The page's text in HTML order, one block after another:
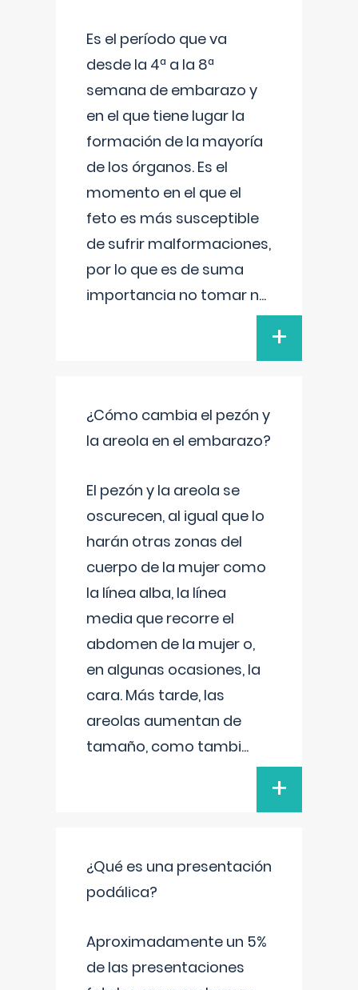
Es el período que va
desde la 4ª a la 8ª
semana de embarazo y
en el que tiene lugar la
formación de la mayoría
de los órganos. Es el
momento en el que el
feto es más susceptible
de sufrir malformaciones,
por lo que es de suma
importancia no tomar n...
+
¿Cómo cambia el pezón y
la areola en el embarazo?
El pezón y la areola se
oscurecen, al igual que lo
harán otras zonas del
cuerpo de la mujer como
la línea alba, la línea
media que recorre el
abdomen de la mujer o,
en algunas ocasiones, la
cara. Más tarde, las
areolas aumentan de
tamaño, como tambi...
+
¿Qué es una presentación
podálica?
Aproximadamente un 5%
de las presentaciones